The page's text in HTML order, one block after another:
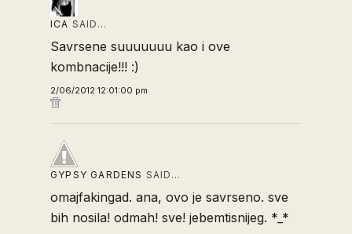
ICA SAID…
Savrsene suuuuuuu kao i ove
kombnacije!!! :)
2/06/2012 12:01:00 pm
GYPSY GARDENS SAID…
omajfakingad. ana, ovo je savrseno. sve
bih nosila! odmah! sve! jebemtisnijeg. *_*